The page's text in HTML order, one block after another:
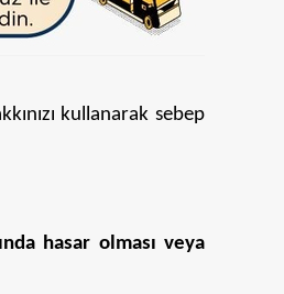
kullanarak sebep
hasar olması veya